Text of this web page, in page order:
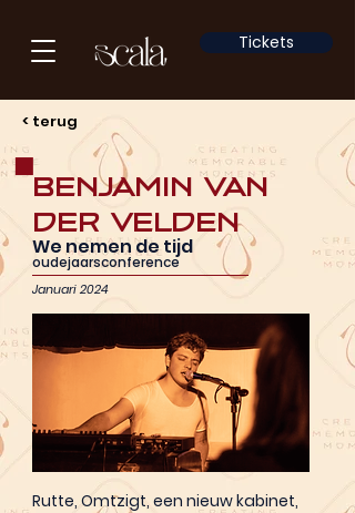
Tickets
< terug
Benjamin van
der Velden
We nemen de tijd
oudejaarsconference
Januari 2024
Rutte, Omtzigt, een nieuw kabinet,